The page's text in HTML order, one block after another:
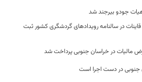
جودو بیرجند شد
در سالنامه رویدادهای گردشگری کشور ثبت